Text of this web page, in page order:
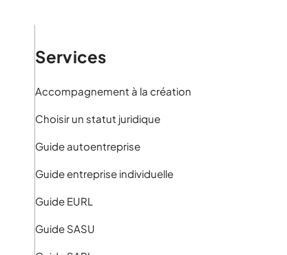
Services
Accompagnement à la création
Choisir un statut juridique
Guide autoentreprise
Guide entreprise individuelle
Guide EURL
Guide SASU